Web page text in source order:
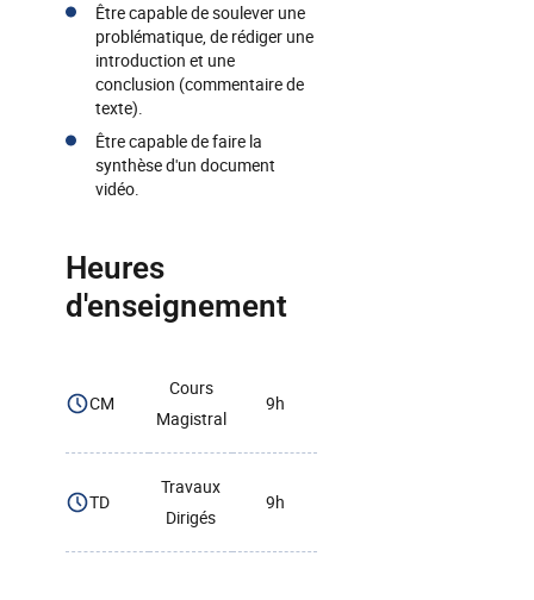
Être capable de soulever une
problématique, de rédiger une
introduction et une
conclusion (commentaire de
texte).
Être capable de faire la
synthèse d'un document
vidéo.
Heures
d'enseignement
CM
Cours
Magistral
9h
TD
Travaux
Dirigés
9h